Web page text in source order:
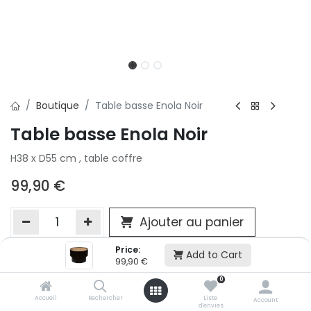
Price:
99,90 € Add to Cart
Accueil Rechercher
0
Liste
d'envies
Account
Boutique Table basse Enola Noir
Table basse Enola Noir
H38 x D55 cm , table coffre
99,90 €
Ajouter au panier
Ajouter à la liste d'envie
Si vous ne pouvez pas ajouter cet article dans votre panier
victime de son succès et momentanément indisponible.